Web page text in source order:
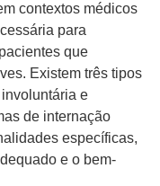
contextos médicos
para
que
Existem três tipos
e
de internação
específicas,
e o bem-